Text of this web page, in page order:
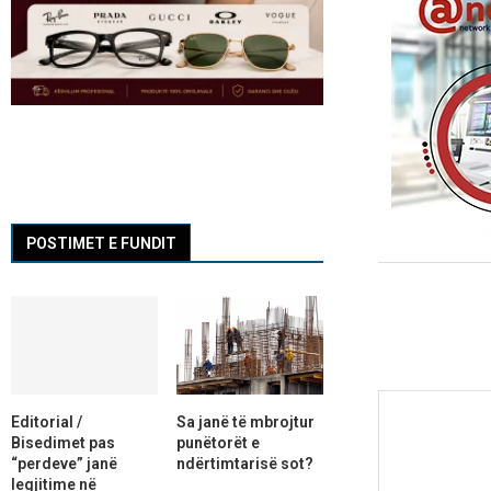
POSTIMET E FUNDIT
Editorial /
Bisedimet pas
“perdeve” janë
legjitime në
Sa janë të mbrojtur
punëtorët e
ndërtimtarisë sot?